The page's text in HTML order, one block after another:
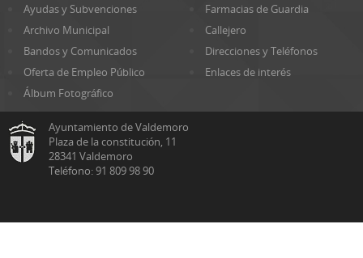
Ayudas y Subvenciones
Farmacias de Guardia
Archivo Municipal
Callejero
Bandos y Comunicados
Direcciones y Teléfonos
Oferta de Empleo Público
Enlaces de interés
Álbum Fotográfico
Ayuntamiento de Valdemoro
Plaza de la constitución, 11
28341 Valdemoro
Teléfono: 91 809 98 90